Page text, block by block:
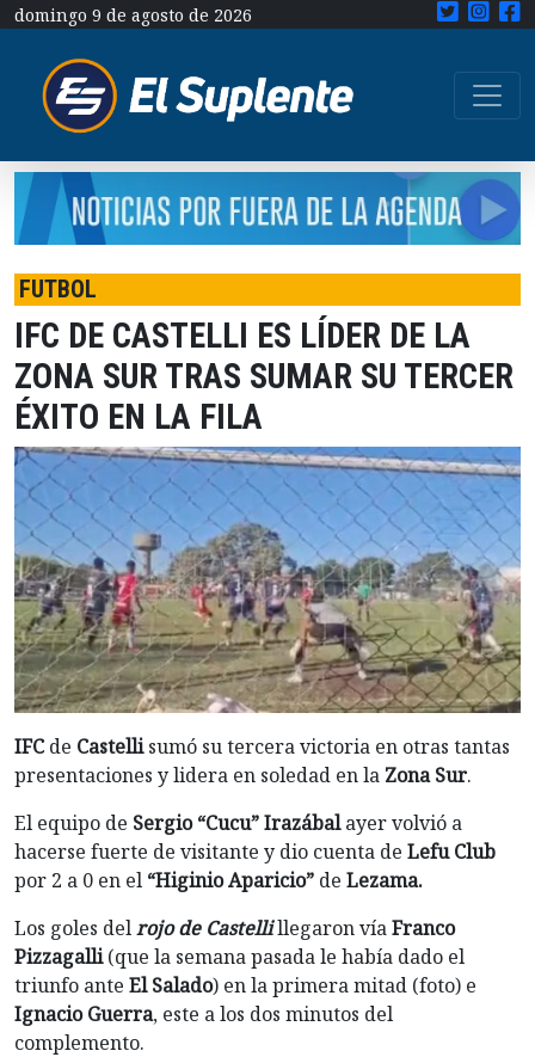
domingo 9 de agosto de 2026
FUTBOL
IFC DE CASTELLI ES LÍDER DE LA
ZONA SUR TRAS SUMAR SU TERCER
ÉXITO EN LA FILA
IFCde Castellisumó su tercera victoria en otras tantas
presentaciones y lidera en soledad en la Zona Sur.
El equipo de Sergio “Cucu” Irazábalayer volvió a
hacerse fuerte de visitante y dio cuenta de Lefu Club
por 2 a 0 en el “Higinio Aparicio” de Lezama.
Los goles delrojo de Castellillegaron víaFranco
Pizzagalli(que la semana pasada le había dado el
triunfo ante El Salado) en la primera mitad (foto) e
Ignacio Guerra, este a los dos minutos del
complemento.